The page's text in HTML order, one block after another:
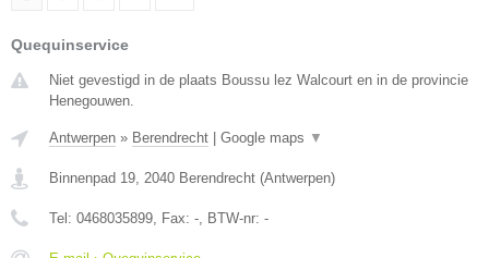
Quequinservice
Niet gevestigd in de plaats Boussu lez Walcourt en in de provincie
Henegouwen.
Antwerpen » Berendrecht Google maps ▼
Binnenpad 19, 2040 Berendrecht (Antwerpen)
Tel: 0468035899, Fax: -, BTW-nr: -